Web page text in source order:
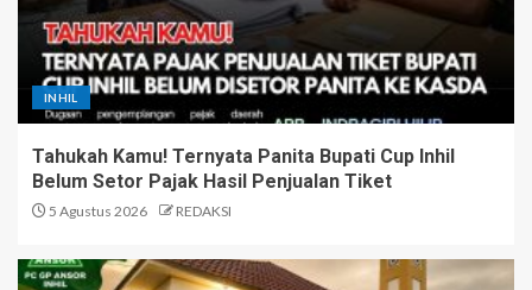
INHIL
Tahukah Kamu! Ternyata Panita Bupati Cup Inhil
Belum Setor Pajak Hasil Penjualan Tiket
5 Agustus 2026 REDAKSI